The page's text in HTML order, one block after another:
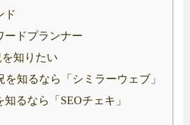
ド
ードプランナー
知りたい
を知るなら「シミラーウェブ」
知るなら「SEOチェキ」